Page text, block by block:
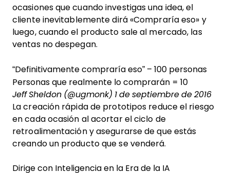
ocasiones que cuando investigas una idea, el
cliente inevitablemente dirá «Compraría eso» y
luego, cuando el producto sale al mercado, las
ventas no despegan.
“Definitivamente compraría eso” – 100 personas
Personas que realmente lo comprarán = 10
Jeff Sheldon (@ugmonk) 1 de septiembre de 2016
La creación rápida de prototipos reduce el riesgo
en cada ocasión al acortar el ciclo de
retroalimentación y asegurarse de que estás
creando un producto que se venderá.
Dirige con Inteligencia en la Era de la IA